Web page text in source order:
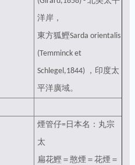
洋岸，
東方狐鰹Sarda orientalis
(Temminck et
Schlegel,1844) ，印度太
平洋廣域。
煙管仔=日本名：丸宗
太
扁花鰹＝憨煙＝花煙＝